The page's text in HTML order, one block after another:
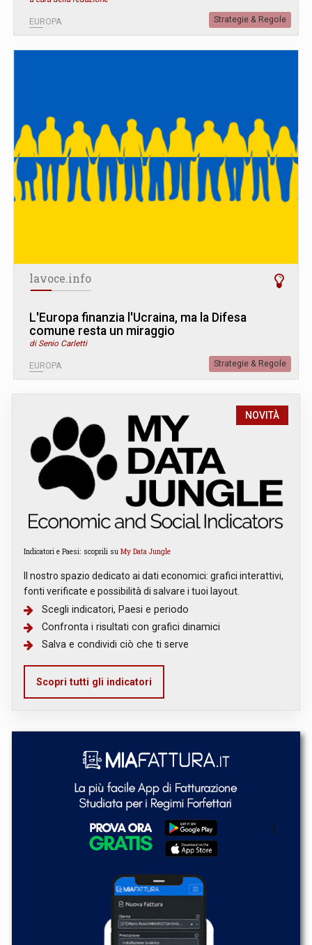
EUROPA Strategie & Regole
lavoce.info
L'Europa finanzia l'Ucraina, ma la Difesa
comune resta un miraggio
di Senio Carletti
EUROPA Strategie & Regole
NOVITÀ
Indicatori e Paesi: scoprili su My Data Jungle
Il nostro spazio dedicato ai dati economici: grafici interattivi,
fonti verificate e possibilità di salvare i tuoi layout.
Scegli indicatori, Paesi e periodo
Confronta i risultati con grafici dinamici
Salva e condividi ciò che ti serve
Scopri tutti gli indicatori